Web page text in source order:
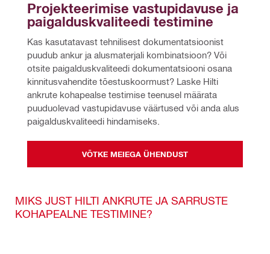
Projekteerimise vastupidavuse ja
paigalduskvaliteedi testimine
Kas kasutatavast tehnilisest dokumentatsioonist
puudub ankur ja alusmaterjali kombinatsioon? Või
otsite paigalduskvaliteedi dokumentatsiooni osana
kinnitusvahendite tõestuskoormust? Laske Hilti
ankrute kohapealse testimise teenusel määrata
puuduolevad vastupidavuse väärtused või anda alus
paigalduskvaliteedi hindamiseks.
VÕTKE MEIEGA ÜHENDUST
MIKS JUST HILTI ANKRUTE JA SARRUSTE
KOHAPEALNE TESTIMINE?